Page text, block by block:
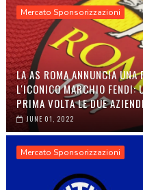
Mercato Sponsorizzazioni
LA AS ROMA ANNUNCIA
L'ICONICO MARCHIO FENDI:
PRIMA VOLTA LE DUE
JUNE 01, 2022
Mercato Sponsorizzazioni